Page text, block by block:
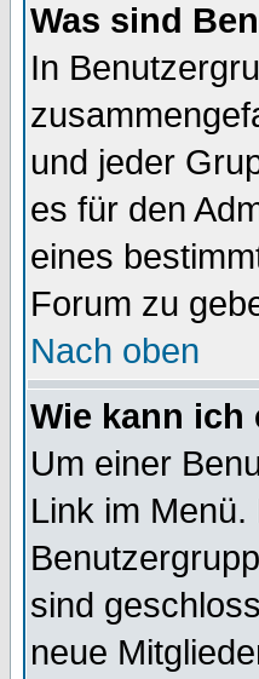
Was sind
In
und jeder
es für den
eines
Forum zu
Nach oben
Wie kann ich
Um einer
Link im
sind
neue